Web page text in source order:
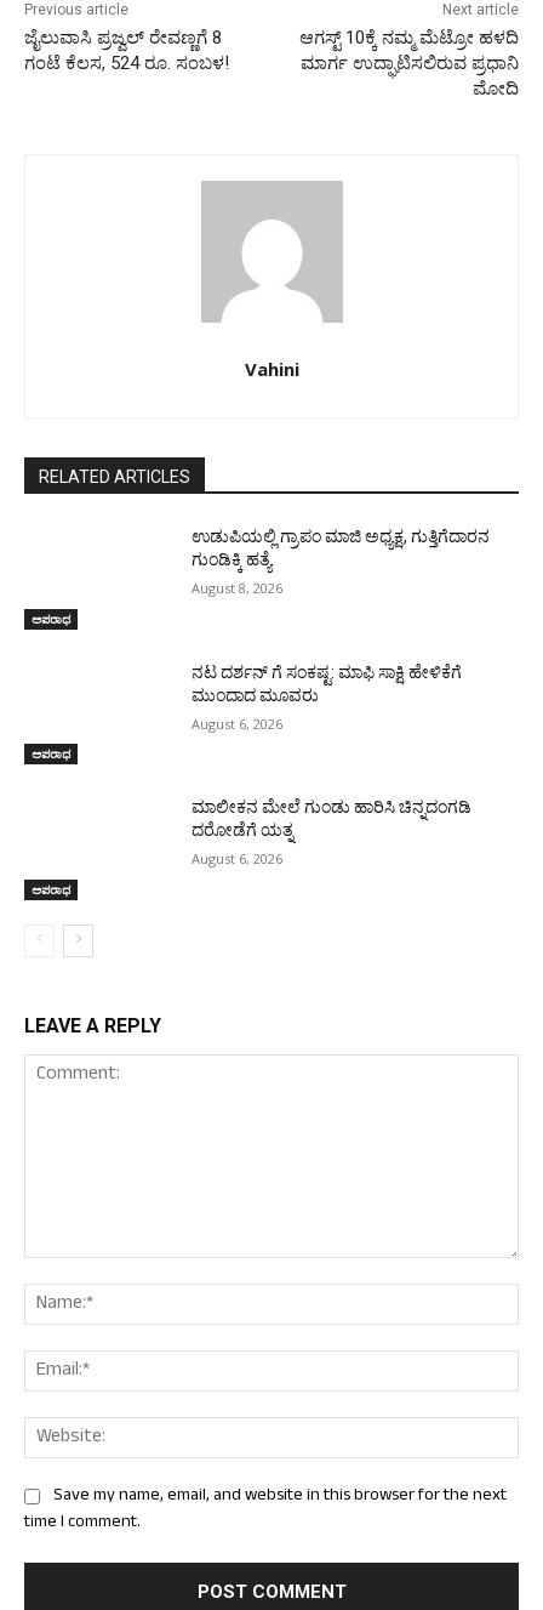
Previous article
ಜೈಲುವಾಸಿ ಪ್ರಜ್ವಲ್‌ ರೇವಣ್ಣಗೆ 8
ಗಂಟೆ ಕೆಲಸ, 524 ರೂ. ಸಂಬಳ!
Next article
ಆಗಸ್ಟ್‌ 10ಕ್ಕೆ ನಮ್ಮ ಮೆಟ್ರೋ ಹಳದಿ
ಮಾರ್ಗ ಉದ್ಘಾಟಿಸಲಿರುವ ಪ್ರಧಾನಿ
ಮೋದಿ
Vahini
RELATED ARTICLES
ಅಪರಾಧ
ಉಡುಪಿಯಲ್ಲಿ ಗ್ರಾಪಂ ಮಾಜಿ ಅಧ್ಯಕ್ಷ, ಗುತ್ತಿಗೆದಾರನ
ಗುಂಡಿಕ್ಕಿ ಹತ್ಯೆ
August 8, 2026
ಅಪರಾಧ
ನಟ ದರ್ಶನ್ ಗೆ ಸಂಕಷ್ಟ: ಮಾಫಿ ಸಾಕ್ಷಿ ಹೇಳಿಕೆಗೆ
ಮುಂದಾದ ಮೂವರು
August 6, 2026
ಅಪರಾಧ
ಮಾಲೀಕನ ಮೇಲೆ ಗುಂಡು ಹಾರಿಸಿ ಚಿನ್ನದಂಗಡಿ
ದರೋಡೆಗೆ ಯತ್ನ
August 6, 2026
LEAVE A REPLY
Save my name, email, and website in this browser for the next
time I comment.